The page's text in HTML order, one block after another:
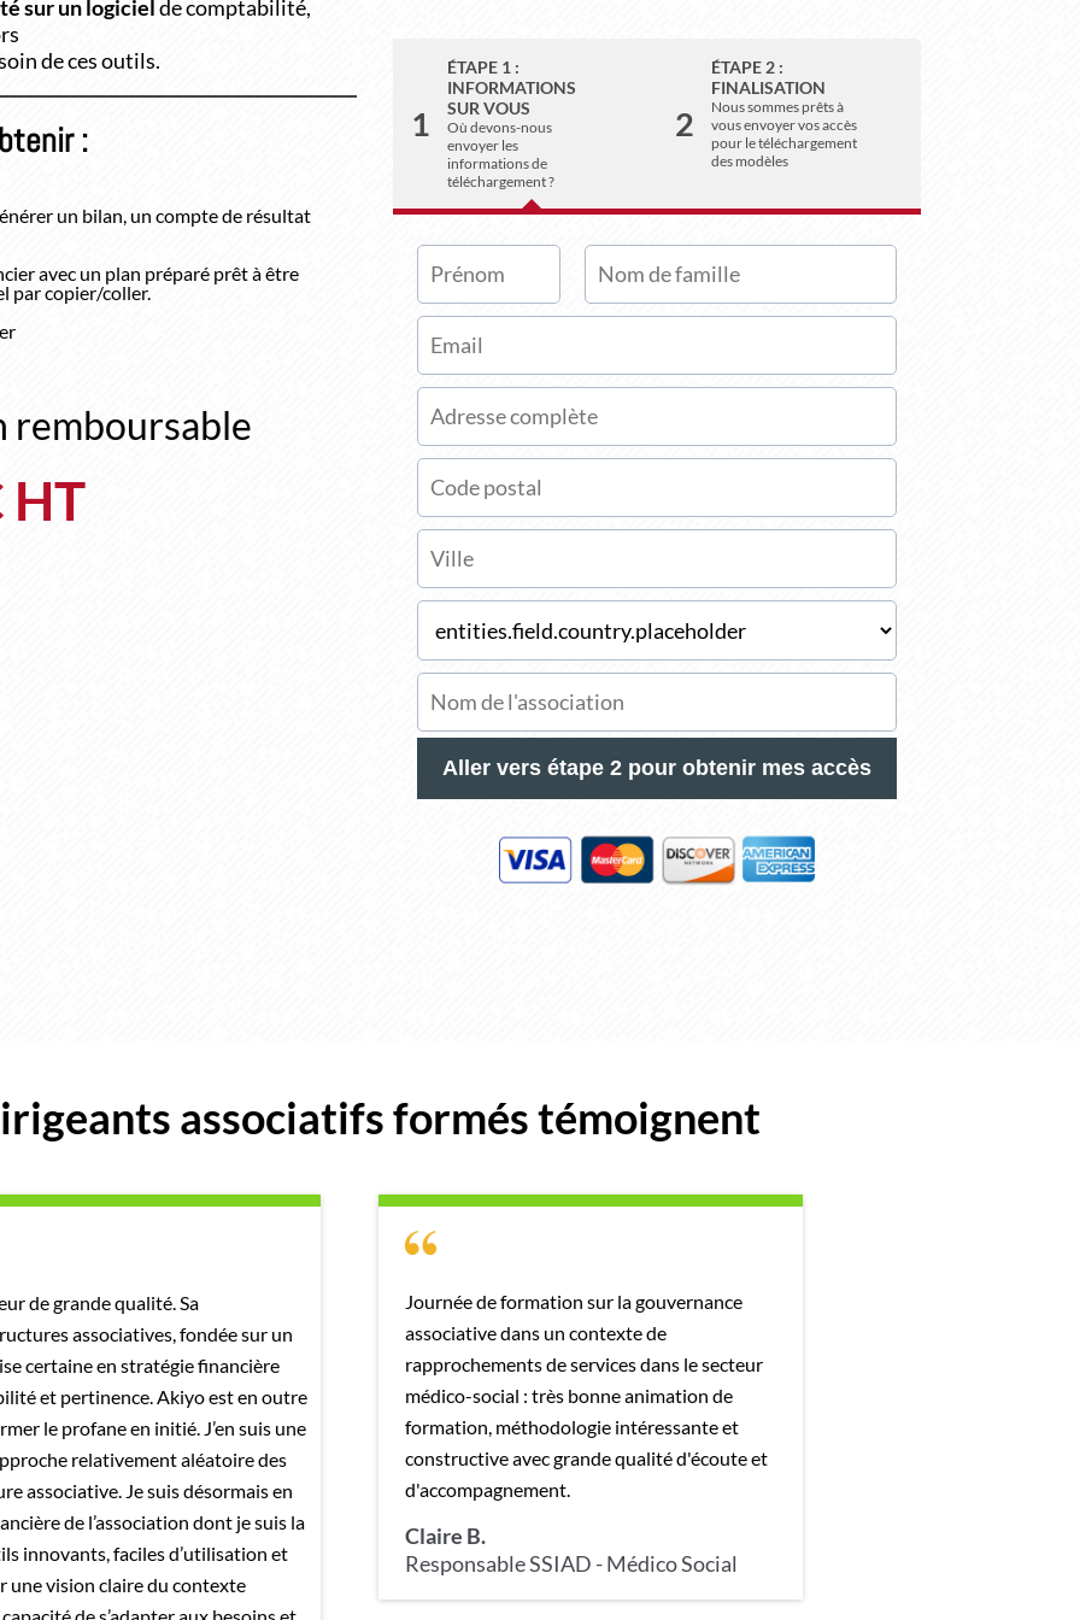
sur un logiciel de comptabilité,
de ces outils.
:
un bilan, un compte de résultat
avec un plan préparé prêt à être
par copier/coller.
remboursable
HT
1
ÉTAPE 1 :
INFORMATIONS
SUR VOUS
Où devons-nous
envoyer les
informations de
téléchargement ?
2
ÉTAPE 2 :
FINALISATION
Nous sommes prêts à
vous envoyer vos accès
pour le téléchargement
des modèles
Aller vers étape 2 pour obtenir mes accès
associatifs formés témoignent
de grande qualité. Sa
associatives, fondée sur un
certaine en stratégie financière
et pertinence. Akiyo est en outre
le profane en initié. J’en suis une
relativement aléatoire des
associative. Je suis désormais en
de l’association dont je suis la
innovants, faciles d’utilisation et
une vision claire du contexte
Journée de formation sur la gouvernance
associative dans un contexte de
rapprochements de services dans le secteur
médico-social : très bonne animation de
formation, méthodologie intéressante et
constructive avec grande qualité d'écoute et
d'accompagnement.
Claire B.
Responsable SSIAD - Médico Social